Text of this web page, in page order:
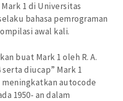
1 di Universitas
bahasa pemrograman
awal kali.
buat Mark 1 oleh R. A.
diucap” Mark 1
autocode
1950- an dalam